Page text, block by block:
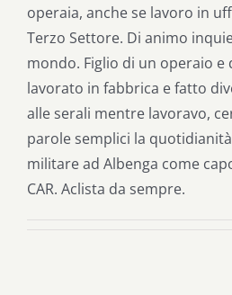
operaia, anche se lavoro in
Terzo Settore. Di animo
mondo. Figlio di un operaio e
lavorato in fabbrica e fatto
alle serali mentre lavoravo,
parole semplici la
militare ad Albenga come
CAR. Aclista da sempre.